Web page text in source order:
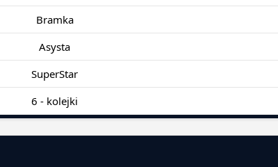
Bramka
Asysta
SuperStar
6 - kolejki